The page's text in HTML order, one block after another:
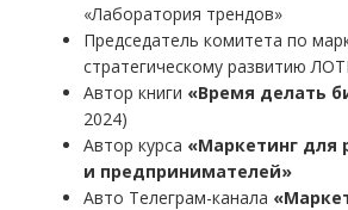
«Лаборатория трендов»
Председатель комитета по
стратегическому развитию
Автор книги «Время делать
2024)
Автор курса «Маркетинг для
и предпринимателей»
Авто Телеграм-канала